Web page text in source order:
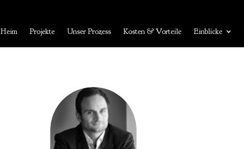
Heim Projekte Unser Prozess Kosten & Vorteile Einblicke